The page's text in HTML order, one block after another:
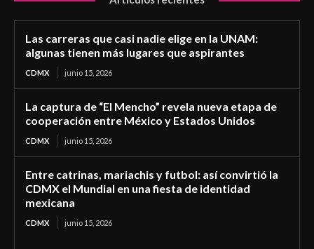
Las carreras que casi nadie elige en la UNAM:
algunas tienen más lugares que aspirantes
CDMX junio 15, 2026
La captura de “El Mencho” revela nueva etapa de
cooperación entre México y Estados Unidos
CDMX junio 15, 2026
Entre catrinas, mariachis y futbol: así convirtió la
CDMX el Mundial en una fiesta de identidad
mexicana
CDMX junio 15, 2026